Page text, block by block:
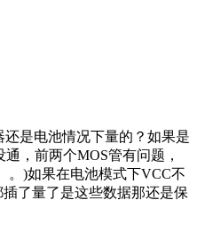
是电池情况下量的？如果是
，前两个MOS管有问题，
。)如果在电池模式下VCC不
了量了是这些数据那还是保